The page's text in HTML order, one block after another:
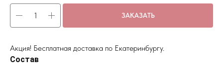
ЗАКАЗАТЬ
Акция! Бесплатная доставка по Екатеринбургу.
Состав